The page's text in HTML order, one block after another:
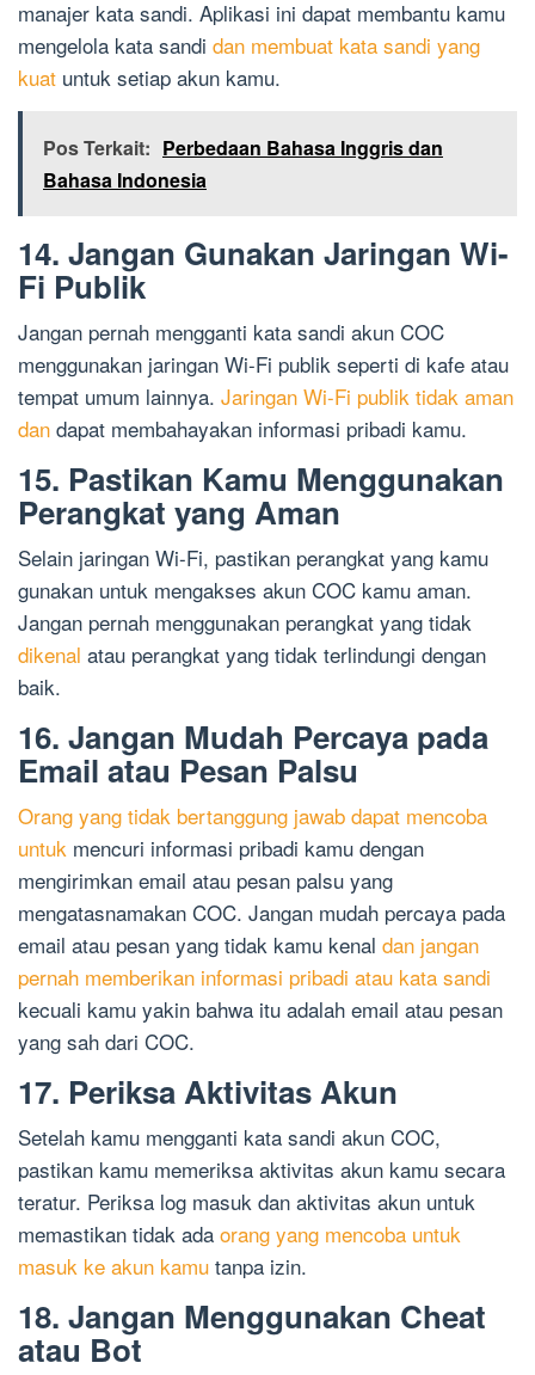
manajer kata sandi. Aplikasi ini dapat membantu kamu
mengelola kata sandi dan membuat kata sandi yang
kuat untuk setiap akun kamu.
Pos Terkait: Perbedaan Bahasa Inggris dan
Bahasa Indonesia
14. Jangan Gunakan Jaringan Wi-
Fi Publik
Jangan pernah mengganti kata sandi akun COC
menggunakan jaringan Wi-Fi publik seperti di kafe atau
tempat umum lainnya. Jaringan Wi-Fi publik tidak aman
dan dapat membahayakan informasi pribadi kamu.
15. Pastikan Kamu Menggunakan
Perangkat yang Aman
Selain jaringan Wi-Fi, pastikan perangkat yang kamu
gunakan untuk mengakses akun COC kamu aman.
Jangan pernah menggunakan perangkat yang tidak
dikenal atau perangkat yang tidak terlindungi dengan
baik.
16. Jangan Mudah Percaya pada
Email atau Pesan Palsu
Orang yang tidak bertanggung jawab dapat mencoba
untuk mencuri informasi pribadi kamu dengan
mengirimkan email atau pesan palsu yang
mengatasnamakan COC. Jangan mudah percaya pada
email atau pesan yang tidak kamu kenal dan jangan
pernah memberikan informasi pribadi atau kata sandi
kecuali kamu yakin bahwa itu adalah email atau pesan
yang sah dari COC.
17. Periksa Aktivitas Akun
Setelah kamu mengganti kata sandi akun COC,
pastikan kamu memeriksa aktivitas akun kamu secara
teratur. Periksa log masuk dan aktivitas akun untuk
memastikan tidak ada orang yang mencoba untuk
masuk ke akun kamu tanpa izin.
18. Jangan Menggunakan Cheat
atau Bot